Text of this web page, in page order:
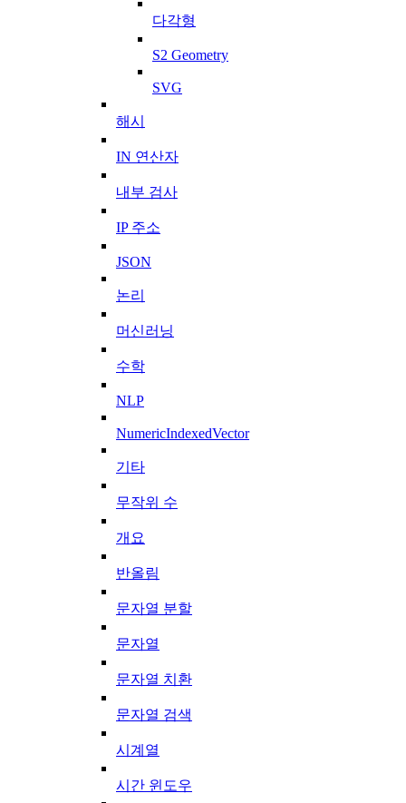
다각형
S2 Geometry
SVG
해시
IN 연산자
내부 검사
IP 주소
JSON
논리
머신러닝
수학
NLP
NumericIndexedVector
기타
무작위 수
개요
반올림
문자열 분할
문자열
문자열 치환
문자열 검색
시계열
시간 윈도우